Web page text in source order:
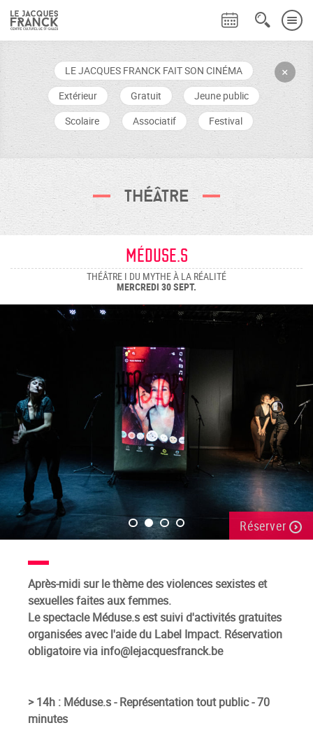
+
LE JACQUES FRANCK FAIT SON CINÉMA
Extérieur
Gratuit
Jeune public
Scolaire
Associatif Festival
Théâtre
Méduse.s
THÉÂTRE I DU MYTHE À LA RÉALITÉ
MERCREDI 30 SEPT.
Réserver
Après-midi sur le thème des violences sexistes et
sexuelles faites aux femmes.
Le spectacle Méduse.s est suivi d'activités gratuites
organisées avec l'aide du Label Impact. Réservation
obligatoire via info@lejacquesfranck.be
> 14h : Méduse.s - Représentation tout public - 70
minutes